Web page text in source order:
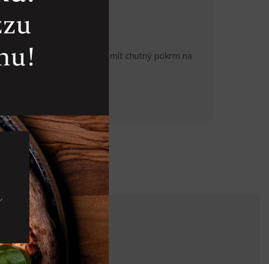
každém případě budete mít chutný pokrm na